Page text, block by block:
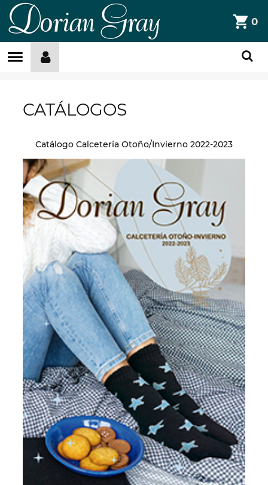
DorianGray
0
Filtros »
CATÁLOGOS
Catálogo Calcetería Otoño/Invierno 2022-2023